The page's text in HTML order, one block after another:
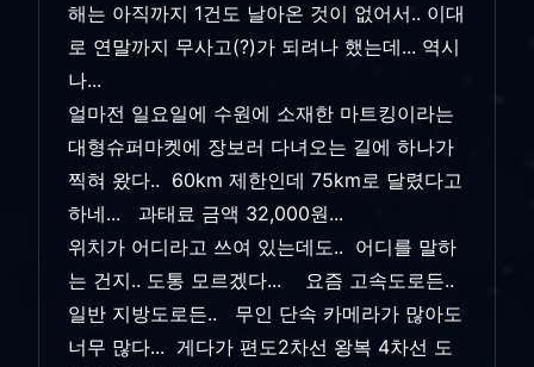
해는 아직까지 1건도 날아온 것이 없어서.. 이대
로 연말까지 무사고(?)가 되려나 했는데... 역시
나...
얼마전 일요일에 수원에 소재한 마트킹이라는
대형슈퍼마켓에 장보러 다녀오는 길에 하나가
찍혀 왔다.. 60km 제한인데 75km로 달렸다고
하네... 과태료 금액 32,000원...
위치가 어디라고 쓰여 있는데도.. 어디를 말하
는 건지.. 도통 모르겠다... 요즘 고속도로든..
일반 지방도로든.. 무인 단속 카메라가 많아도
너무 많다... 게다가 편도2차선 왕복 4차선 도